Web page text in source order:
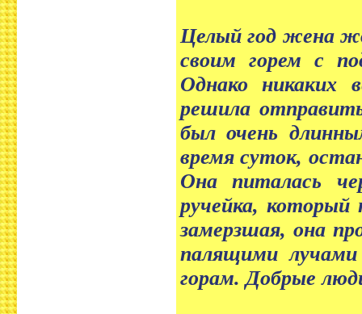
Целый год жена
своим горем с
Однако
решила
был очень
время суток,
Она питалась
ручейка,
замерзшая, она
палящими
горам. Добрые